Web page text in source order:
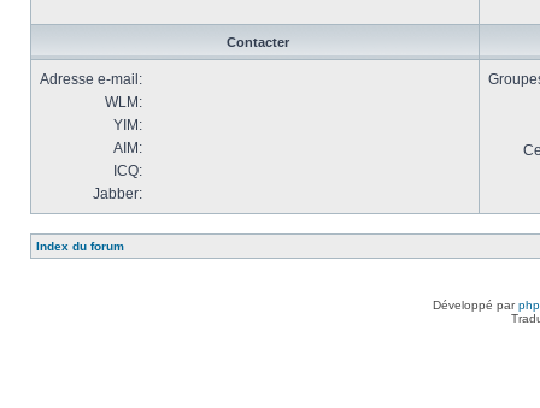
Contacter
Adresse e-mail:
WLM:
YIM:
AIM:
ICQ:
Jabber:
Index du forum
Développé par